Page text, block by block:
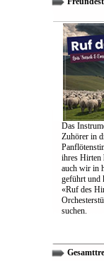
Das
Zuhörer in
ihres Hirten
auch wir in
geführt und
«Ruf des
suchen.